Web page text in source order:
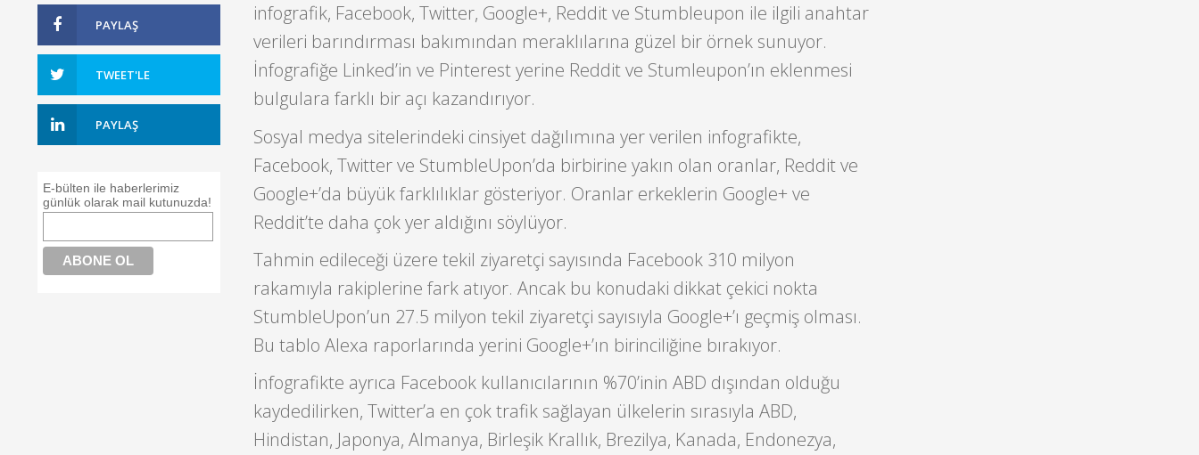
PAYLAŞ
TWEET'LE
PAYLAŞ
E-bülten ile haberlerimiz
günlük olarak mail kutunuzda!
infografik, Facebook, Twitter, Google+, Reddit ve Stumbleupon ile ilgili anahtar
verileri barındırması bakımından meraklılarına güzel bir örnek sunuyor.
İnfografiğe Linked’in ve Pinterest yerine Reddit ve Stumleupon’ın eklenmesi
bulgulara farklı bir açı kazandırıyor.
Sosyal medya sitelerindeki cinsiyet dağılımına yer verilen infografikte,
Facebook, Twitter ve StumbleUpon’da birbirine yakın olan oranlar, Reddit ve
Google+’da büyük farklılıklar gösteriyor. Oranlar erkeklerin Google+ ve
Reddit’te daha çok yer aldığını söylüyor.
Tahmin edileceği üzere tekil ziyaretçi sayısında Facebook 310 milyon
rakamıyla rakiplerine fark atıyor. Ancak bu konudaki dikkat çekici nokta
StumbleUpon’un 27.5 milyon tekil ziyaretçi sayısıyla Google+’ı geçmiş olması.
Bu tablo Alexa raporlarında yerini Google+’ın birinciliğine bırakıyor.
İnfografikte ayrıca Facebook kullanıcılarının %70’inin ABD dışından olduğu
kaydedilirken, Twitter’a en çok trafik sağlayan ülkelerin sırasıyla ABD,
Hindistan, Japonya, Almanya, Birleşik Krallık, Brezilya, Kanada, Endonezya,